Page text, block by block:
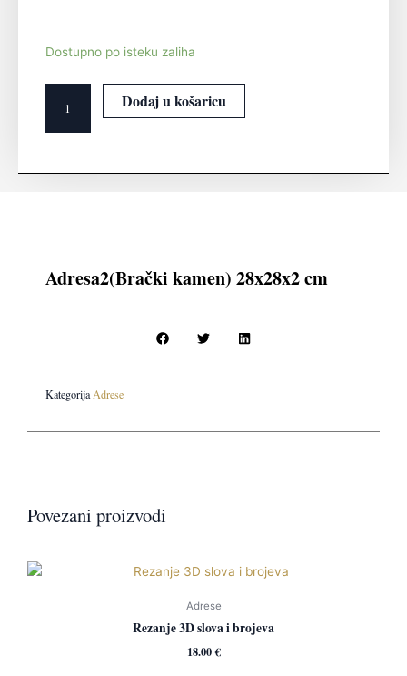
Dostupno po isteku zaliha
Adresa2(Brački
količina
Dodaj u košaricu
Adresa2(Brački kamen) 28x28x2 cm
Kategorija Adrese
Povezani proizvodi
Adrese
Rezanje 3D slova i brojeva
18.00€